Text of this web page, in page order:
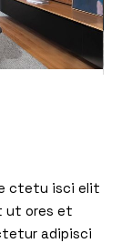
ctetu isci elit
ut ores et
adipisci